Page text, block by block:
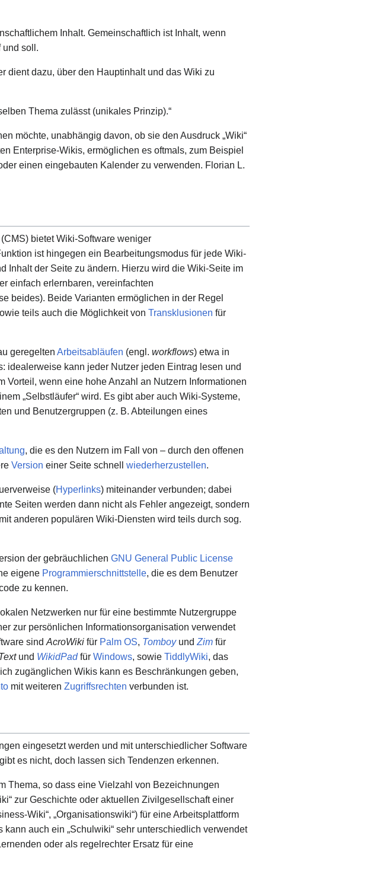
Inhalt. Gemeinschaftlich ist Inhalt, wenn
und soll.
dient dazu, über den Hauptinhalt und das Wiki zu
Thema zulässt (unikales Prinzip).“
möchte, unabhängig davon, ob sie den Ausdruck „Wiki“
Enterprise-Wikis, ermöglichen es oftmals, zum Beispiel
einen eingebauten Kalender zu verwenden. Florian L.
(CMS) bietet Wiki-Software weniger
ist hingegen ein Bearbeitungsmodus für jede Wiki-
Inhalt der Seite zu ändern. Hierzu wird die Wiki-Seite im
einfach erlernbaren, vereinfachten
beides). Beide Varianten ermöglichen in der Regel
teils auch die Möglichkeit von Transklusionen für
geregelten Arbeitsabläufen (engl. workflows) etwa in
idealerweise kann jeder Nutzer jeden Eintrag lesen und
wenn eine hohe Anzahl an Nutzern Informationen
„Selbstläufer“ wird. Es gibt aber auch Wiki-Systeme,
und Benutzergruppen (z. B. Abteilungen eines
, die es den Nutzern im Fall von – durch den offenen
Version einer Seite schnell wiederherzustellen.
(Hyperlinks) miteinander verbunden; dabei
Seiten werden dann nicht als Fehler angezeigt, sondern
anderen populären Wiki-Diensten wird teils durch sog.
der gebräuchlichen GNU General Public License
eigene Programmierschnittstelle, die es dem Benutzer
zu kennen.
Netzwerken nur für eine bestimmte Nutzergruppe
zur persönlichen Informationsorganisation verwendet
sindAcroWiki für Palm OS, TomboyundZim für
und WikidPad für Windows, sowie TiddlyWiki, das
zugänglichen Wikis kann es Beschränkungen geben,
mit weiteren Zugriffsrechten verbunden ist.
eingesetzt werden und mit unterschiedlicher Software
es nicht, doch lassen sich Tendenzen erkennen.
Thema, so dass eine Vielzahl von Bezeichnungen
zur Geschichte oder aktuellen Zivilgesellschaft einer
Wiki“, „Organisationswiki“) für eine Arbeitsplattform
auch ein „Schulwiki“ sehr unterschiedlich verwendet
oder als regelrechter Ersatz für eine